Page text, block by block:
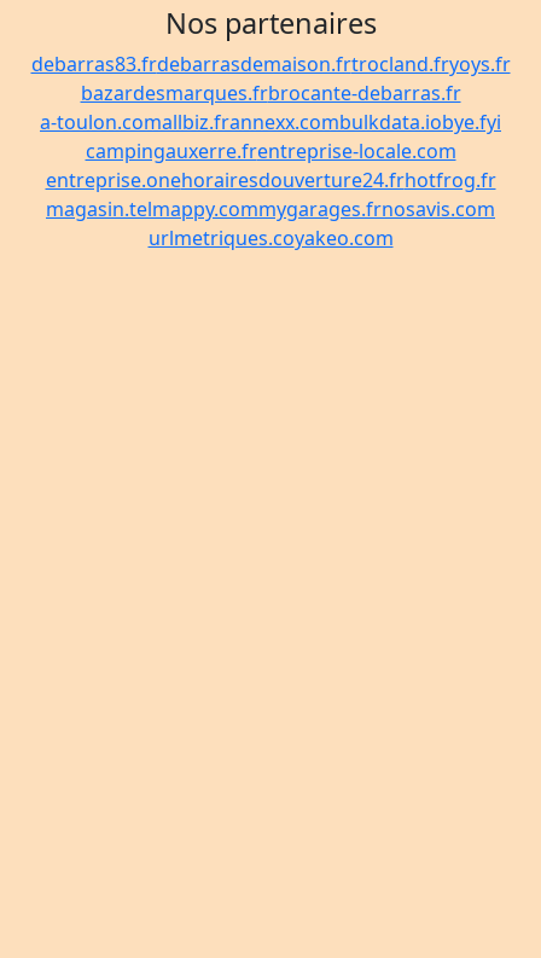
Nos partenaires
debarras83.frdebarrasdemaison.frtrocland.fryoys.fr
bazardesmarques.frbrocante-debarras.fr
a-toulon.comallbiz.frannexx.combulkdata.iobye.fyi
campingauxerre.frentreprise-locale.com
entreprise.onehorairesdouverture24.frhotfrog.fr
magasin.telmappy.commygarages.frnosavis.com
urlmetriques.coyakeo.com